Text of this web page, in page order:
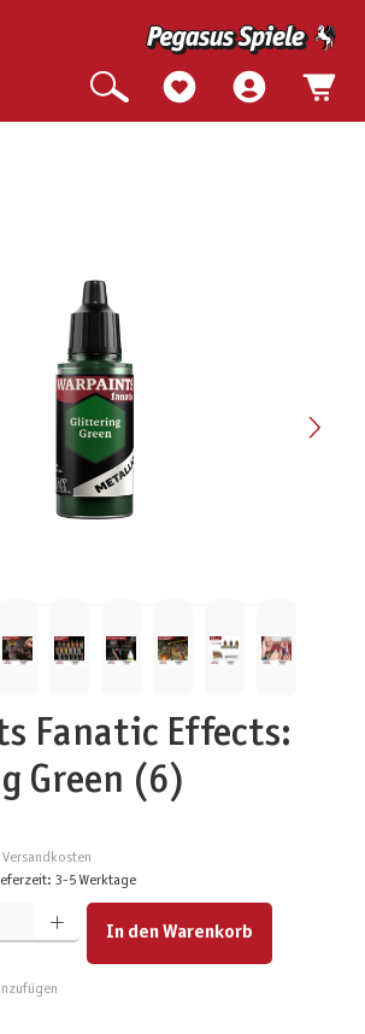
Fanatic Effects:
Green (6)
3-5 Werktage
Wert ein oder benutze die Schaltflächen um die Anzahl zu
In den Warenkorb